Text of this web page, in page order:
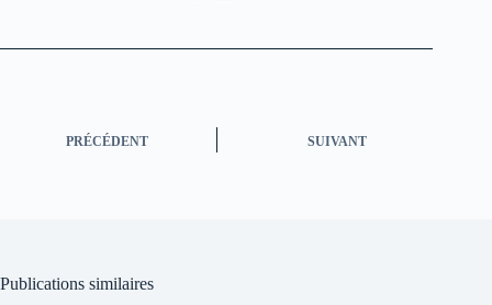
PRÉCÉDENT SUIVANT
Publications similaires